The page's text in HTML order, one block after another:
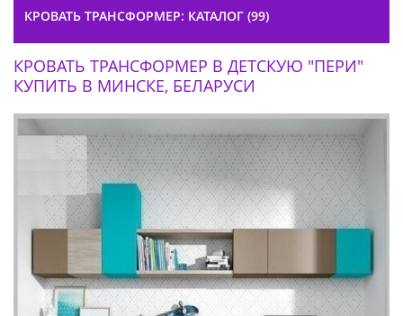
КРОВАТЬ ТРАНСФОРМЕР: КАТАЛОГ (99)
КРОВАТЬ ТРАНСФОРМЕР В ДЕТСКУЮ "ПЕРИ"
КУПИТЬ В МИНСКЕ, БЕЛАРУСИ